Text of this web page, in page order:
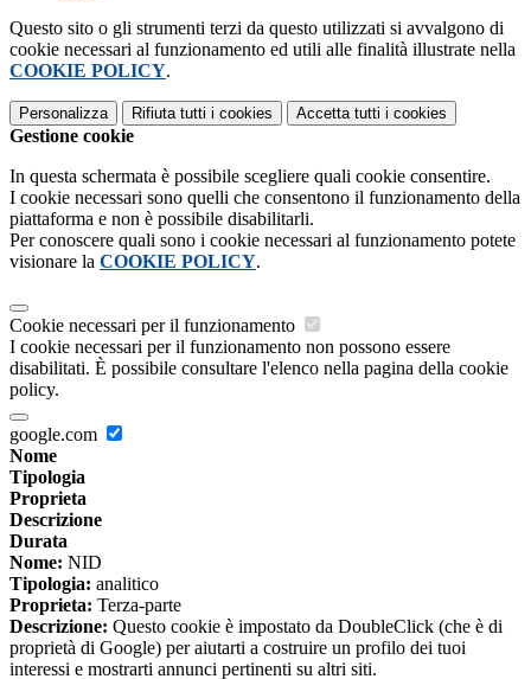
Questo sito o gli strumenti terzi da questo utilizzati si avvalgono di
cookie necessari al funzionamento ed utili alle finalità illustrate nella
COOKIE POLICY.
Personalizza Rifiuta tutti i cookies Accetta tutti i cookies
Gestione cookie
In questa schermata è possibile scegliere quali cookie consentire.
I cookie necessari sono quelli che consentono il funzionamento della
piattaforma e non è possibile disabilitarli.
Per conoscere quali sono i cookie necessari al funzionamento potete
visionare la COOKIE POLICY.
Cookie necessari per il funzionamento
I cookie necessari per il funzionamento non possono essere
disabilitati. È possibile consultare l'elenco nella pagina della cookie
policy.
google.com
Nome
Tipologia
Proprieta
Descrizione
Durata
Nome: NID
Tipologia: analitico
Proprieta: Terza-parte
Descrizione: Questo cookie è impostato da DoubleClick (che è di
proprietà di Google) per aiutarti a costruire un profilo dei tuoi
interessi e mostrarti annunci pertinenti su altri siti.